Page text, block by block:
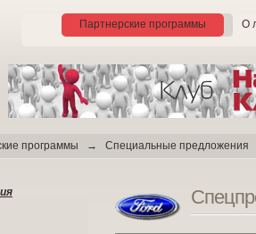
Партнерские программы О
программы → Специальные предложения